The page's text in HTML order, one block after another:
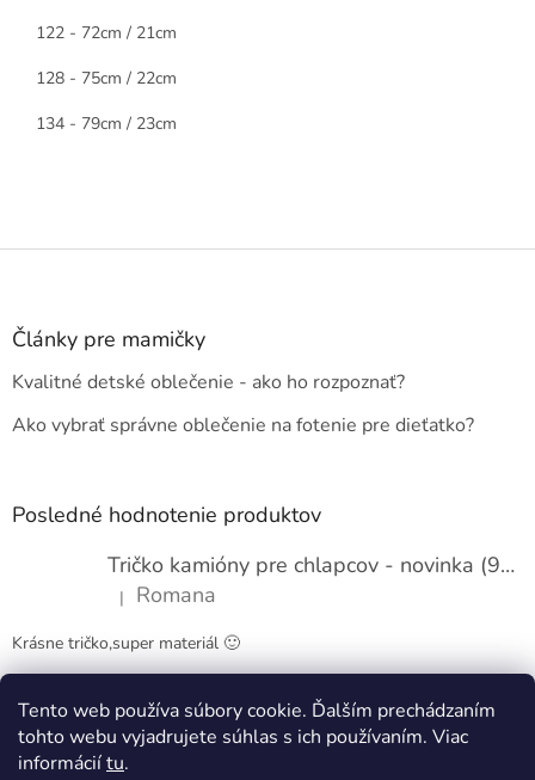
Tento web používa súbory cookie. Ďalším prechádzaním
tohto webu vyjadrujete súhlas s ich používaním. Viac
informáciítu.
122 - 72cm / 21cm
128 - 75cm / 22cm
134 - 79cm / 23cm
Z
Články pre mamičky
Kvalitné detské oblečenie - ako ho rozpoznať?
Ako vybrať správne oblečenie na fotenie pre dieťatko?
Posledné hodnotenie produktov
Tričko kamióny pre chlapcov - novinka (98-134)
Hodnotenie produktu je 5 z 5 hviezdičiek.
| Romana
Krásne tričko,super materiál 🙂
Obchodné podmienky Kontakty